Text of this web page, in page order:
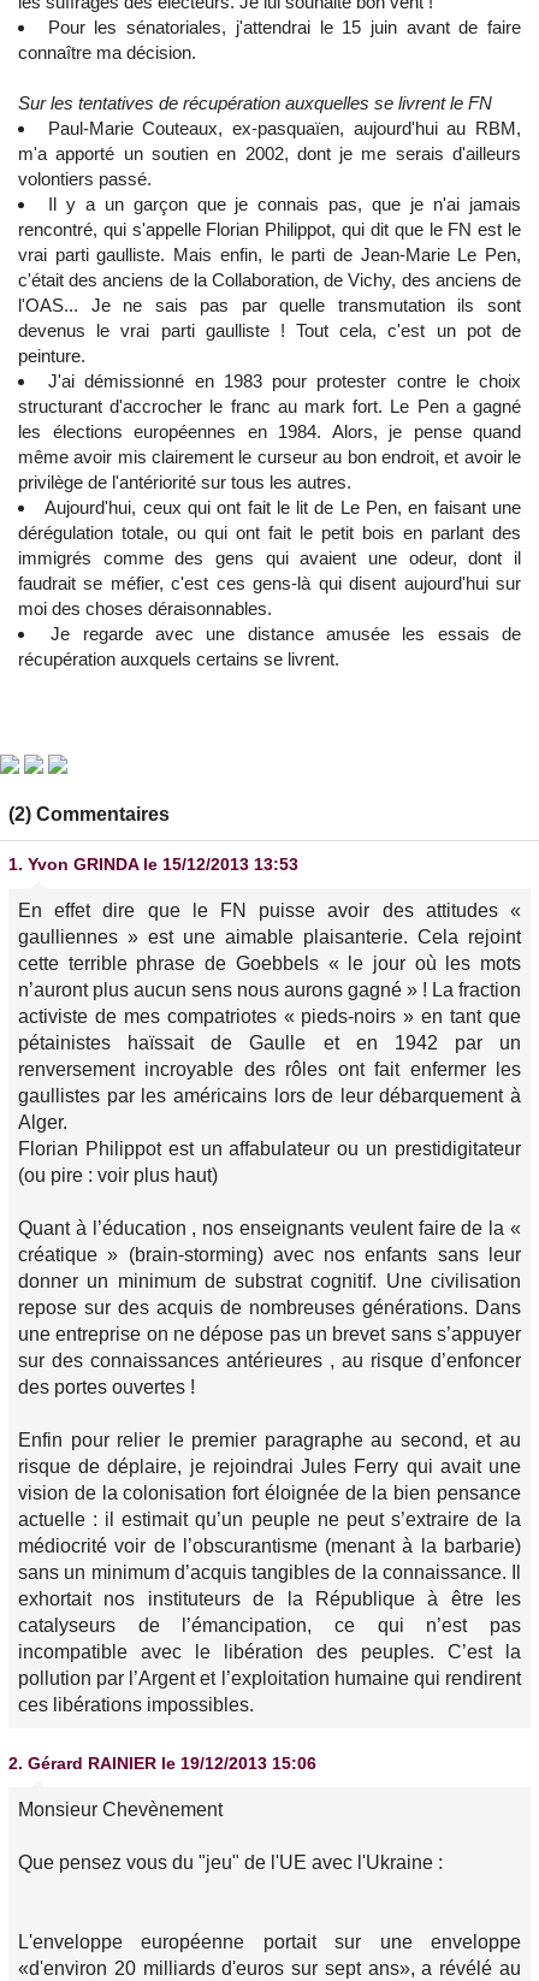
Pour les sénatoriales, j'attendrai le 15 juin avant de faire
connaître ma décision.
Sur les tentatives de récupération auxquelles se livrent le FN
Paul-Marie Couteaux, ex-pasquaïen, aujourd'hui au RBM,
m'a apporté un soutien en 2002, dont je me serais d'ailleurs
volontiers passé.
Il y a un garçon que je connais pas, que je n'ai jamais
rencontré, qui s'appelle Florian Philippot, qui dit que le FN est le
vrai parti gaulliste. Mais enfin, le parti de Jean-Marie Le Pen,
c'était des anciens de la Collaboration, de Vichy, des anciens de
l'OAS... Je ne sais pas par quelle transmutation ils sont
devenus le vrai parti gaulliste ! Tout cela, c'est un pot de
peinture.
J'ai démissionné en 1983 pour protester contre le choix
structurant d'accrocher le franc au mark fort. Le Pen a gagné
les élections européennes en 1984. Alors, je pense quand
même avoir mis clairement le curseur au bon endroit, et avoir le
privilège de l'antériorité sur tous les autres.
Aujourd'hui, ceux qui ont fait le lit de Le Pen, en faisant une
dérégulation totale, ou qui ont fait le petit bois en parlant des
immigrés comme des gens qui avaient une odeur, dont il
faudrait se méfier, c'est ces gens-là qui disent aujourd'hui sur
moi des choses déraisonnables.
Je regarde avec une distance amusée les essais de
récupération auxquels certains se livrent.
(2) Commentaires
1. Yvon GRINDA le 15/12/2013 13:53
En effet dire que le FN puisse avoir des attitudes «
gaulliennes » est une aimable plaisanterie. Cela rejoint
cette terrible phrase de Goebbels « le jour où les mots
n’auront plus aucun sens nous aurons gagné » ! La fraction
activiste de mes compatriotes « pieds-noirs » en tant que
pétainistes haïssait de Gaulle et en 1942 par un
renversement incroyable des rôles ont fait enfermer les
gaullistes par les américains lors de leur débarquement à
Alger.
Florian Philippot est un affabulateur ou un prestidigitateur
(ou pire : voir plus haut)
Quant à l’éducation , nos enseignants veulent faire de la «
créatique » (brain-storming) avec nos enfants sans leur
donner un minimum de substrat cognitif. Une civilisation
repose sur des acquis de nombreuses générations. Dans
une entreprise on ne dépose pas un brevet sans s’appuyer
sur des connaissances antérieures , au risque d’enfoncer
des portes ouvertes !
Enfin pour relier le premier paragraphe au second, et au
risque de déplaire, je rejoindrai Jules Ferry qui avait une
vision de la colonisation fort éloignée de la bien pensance
actuelle : il estimait qu’un peuple ne peut s’extraire de la
médiocrité voir de l’obscurantisme (menant à la barbarie)
sans un minimum d’acquis tangibles de la connaissance. Il
exhortait nos instituteurs de la République à être les
catalyseurs de l’émancipation, ce qui n’est pas
incompatible avec le libération des peuples. C’est la
pollution par l’Argent et l’exploitation humaine qui rendirent
ces libérations impossibles.
2. Gérard RAINIER le 19/12/2013 15:06
Monsieur Chevènement
Que pensez vous du "jeu" de l'UE avec l'Ukraine :
L'enveloppe européenne portait sur une enveloppe
«d'environ 20 milliards d'euros sur sept ans», a révélé au